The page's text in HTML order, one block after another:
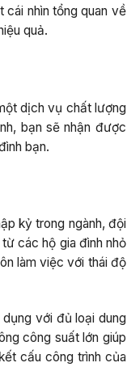
nhìn tổng quan về
quả.
dịch vụ chất lượng
bạn sẽ nhận được
bạn.
kỷ trong ngành, đội
các hộ gia đình nhỏ
làm việc với thái độ
với đủ loại dung
công suất lớn giúp
cấu công trình của